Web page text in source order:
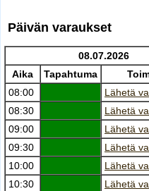
Päivän varaukset
08.07.2026
Aika
Tapahtuma
08:00
Lähetä
08:30
Lähetä
09:00
Lähetä
09:30
Lähetä
10:00
Lähetä
10:30
Lähetä